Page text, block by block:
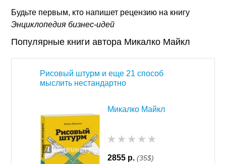
Будьте первым, кто напишет рецензию на книгу
Энциклопедия бизнес-идей
Популярные книги автора Микалко Майкл
Рисовый штурм и еще 21 способ
мыслить нестандартно
Микалко Майкл
2855 р. (35$)